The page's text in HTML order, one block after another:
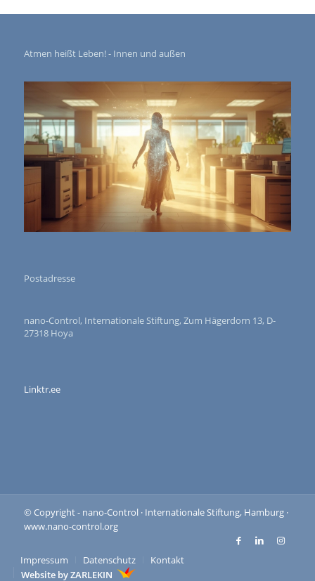
Atmen heißt Leben! - Innen und außen
Postadresse
nano-Control, Internationale Stiftung, Zum Hägerdorn 13, D-
27318 Hoya
Linktr.ee
© Copyright - nano-Control · Internationale Stiftung, Hamburg ·
www.nano-control.org
Impressum Datenschutz
Kontakt
Website by ZARLEKIN